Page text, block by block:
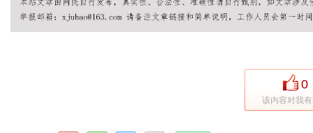
0
该内容对我